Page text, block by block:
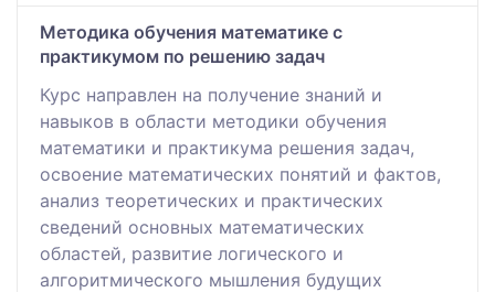
Методика обучения математике с
практикумом по решению задач
Курс направлен на получение знаний и
навыков в области методики обучения
математики и практикума решения задач,
освоение математических понятий и фактов,
анализ теоретических и практических
сведений основных математических
областей, развитие логического и
алгоритмического мышления будущих